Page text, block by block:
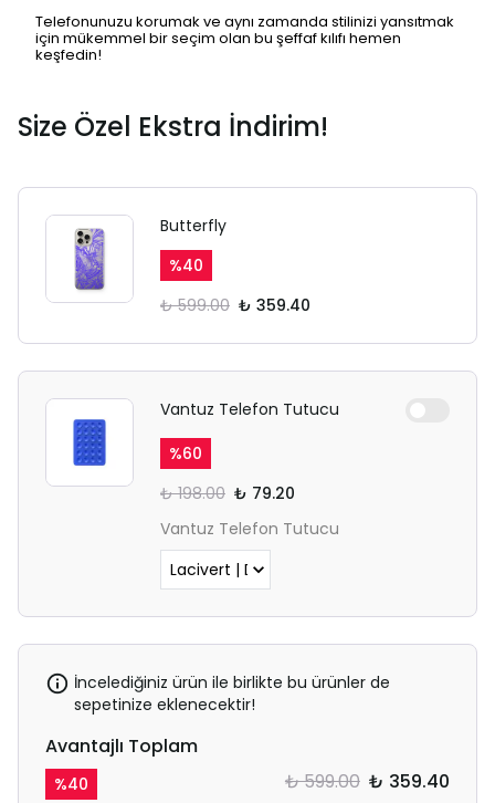
Telefonunuzu korumak ve aynı zamanda stilinizi yansıtmak
için mükemmel bir seçim olan bu şeffaf kılıfı hemen
keşfedin!
Size Özel Ekstra İndirim!
Butterfly
%40
₺ 599.00 ₺ 359.40
Vantuz Telefon Tutucu
%60
₺ 198.00 ₺ 79.20
Vantuz Telefon Tutucu
İncelediğiniz ürün ile birlikte bu ürünler de
sepetinize eklenecektir!
Avantajlı Toplam
%40 ₺ 599.00 ₺ 359.40